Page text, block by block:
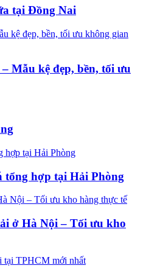
tại Đồng Nai
Mẫu kệ đẹp, bền, tối ưu
tổng hợp tại Hải Phòng
ở Hà Nội – Tối ưu kho